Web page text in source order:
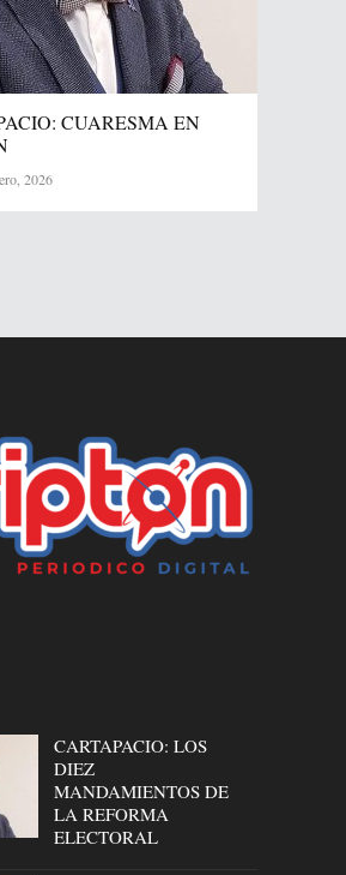
CUARESMA EN
2026
CARTAPACIO: LOS
DIEZ
MANDAMIENTOS DE
LA REFORMA
ELECTORAL